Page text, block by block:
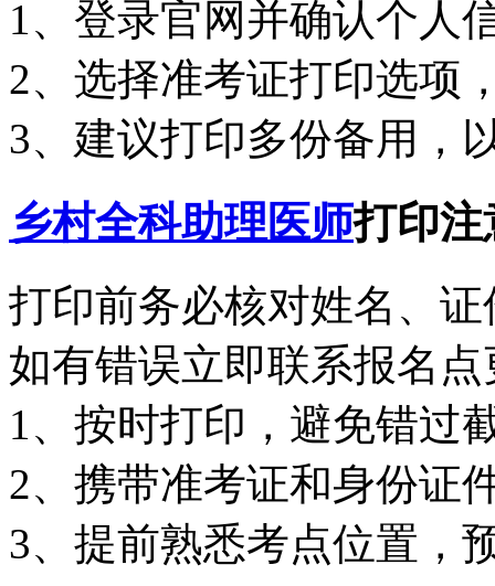
1、登录官网并确认个人
2、选择准考证打印选项
3、建议打印多份备用，
乡村全科助理医师打印注
打印前务必核对姓名、
如有错误立即联系报名点
1、按时打印，避免错过
2、携带准考证和身份证
3、提前熟悉考点位置，